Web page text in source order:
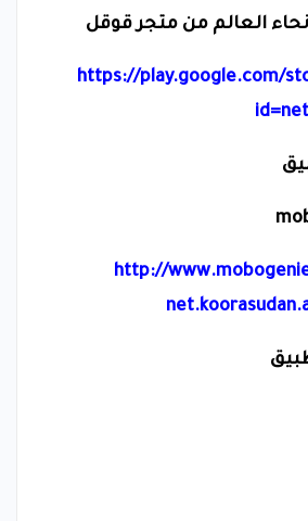
العالم من متجر قوقل
https://play.google.com/
http://